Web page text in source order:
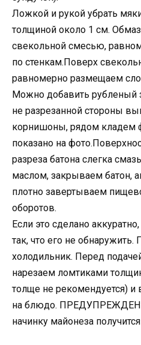
Ложкой и рукой убрать
толщиной около 1 см.
свекольной смесью,
по стенкам.Поверх
равномерно размещаем
Можно добавить рубленый
не разрезанной стороны
корнишоны, рядом кладем
показано на
разреза батона слегка
маслом, закрываем батон,
плотно завертываем
оборотов.
Если это сделано
так, что его не
холодильник. Перед
нарезаем ломтиками
толще не рекомендуется)
на блюдо.
начинку майонеза